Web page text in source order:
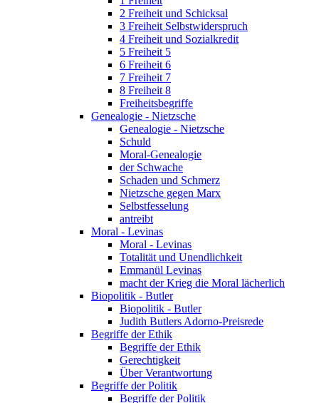
2 Freiheit und Schicksal
3 Freiheit Selbstwiderspruch
4 Freiheit und Sozialkredit
5 Freiheit 5
6 Freiheit 6
7 Freiheit 7
8 Freiheit 8
Freiheitsbegriffe
Genealogie - Nietzsche
Genealogie - Nietzsche
Schuld
Moral-Genealogie
der Schwache
Schaden und Schmerz
Nietzsche gegen Marx
Selbstfesselung
antreibt
Moral - Levinas
Moral - Levinas
Totalität und Unendlichkeit
Emmanül Levinas
macht der Krieg die Moral lächerlich
Biopolitik - Butler
Biopolitik - Butler
Judith Butlers Adorno-Preisrede
Begriffe der Ethik
Begriffe der Ethik
Gerechtigkeit
Über Verantwortung
Begriffe der Politik
Begriffe der Politik